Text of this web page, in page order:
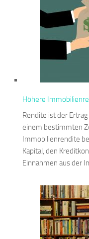
Höhere
Rendite ist der
einem bestimmten
Immobilienrendite
Kapital, den
Einnahmen aus der